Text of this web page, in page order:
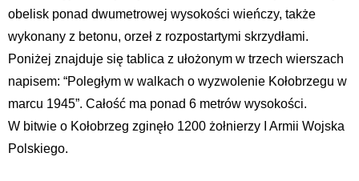
obelisk ponad dwumetrowej wysokości wieńczy, także
wykonany z betonu, orzeł z rozpostartymi skrzydłami.
Poniżej znajduje się tablica z ułożonym w trzech wierszach
napisem: “Poległym w walkach o wyzwolenie Kołobrzegu w
marcu 1945”. Całość ma ponad 6 metrów wysokości.
W bitwie o Kołobrzeg zginęło 1200 żołnierzy I Armii Wojska
Polskiego.